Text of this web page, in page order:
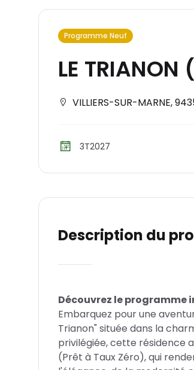
Programme Neuf
LE
VILLIERS-SUR-MARNE,
3T2027
Description du
Découvrez le
Embarquez pour une
Trianon" située dans la
privilégiée, cette résidence
(Prêt à Taux Zéro), qui